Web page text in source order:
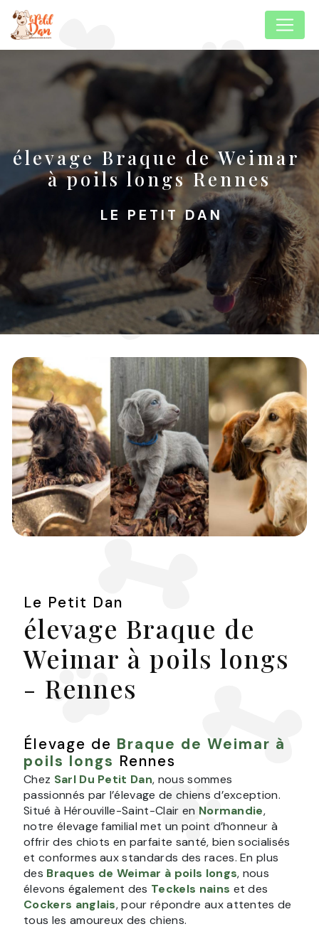
élevage Braque de Weimar
à poils longs Rennes
LE PETIT DAN
Le Petit Dan
élevage Braque de
Weimar à poils longs
- Rennes
Élevage de Braque de Weimar à
poils longs Rennes
Chez Sarl Du Petit Dan, nous sommes
passionnés par l’élevage de chiens d’exception.
Situé à Hérouville-Saint-Clair en Normandie,
notre élevage familial met un point d’honneur à
offrir des chiots en parfaite santé, bien socialisés
et conformes aux standards des races. En plus
des Braques de Weimar à poils longs, nous
élevons également des Teckels nains et des
Cockers anglais, pour répondre aux attentes de
tous les amoureux des chiens.
Panneau de gestion des cookies